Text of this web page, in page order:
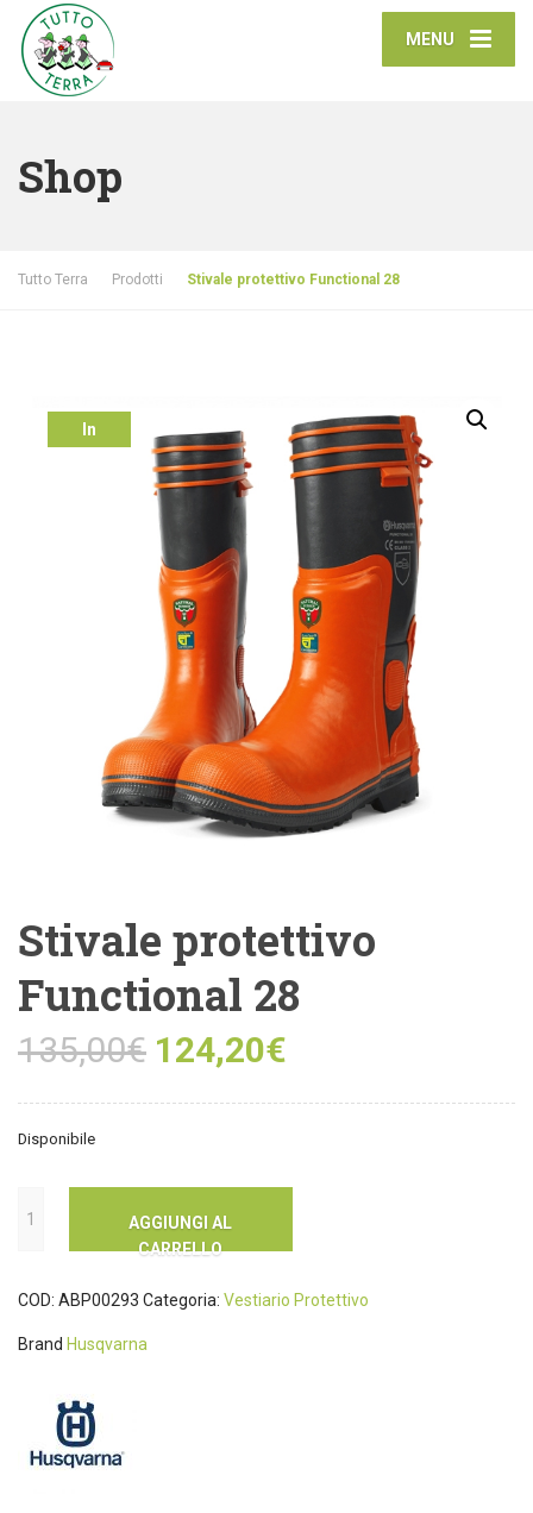
MENU
Shop
Tutto Terra Prodotti Stivale protettivo Functional 28
In
Stivale protettivo
Functional 28
135,00€ 124,20€
Disponibile
AGGIUNGI AL
CARRELLO
COD: ABP00293 Categoria: Vestiario Protettivo
Brand Husqvarna